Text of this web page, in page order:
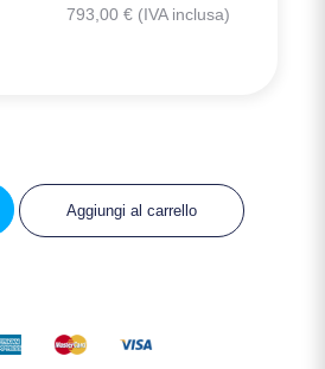
793,00 € (IVA inclusa)
Aggiungi al carrello